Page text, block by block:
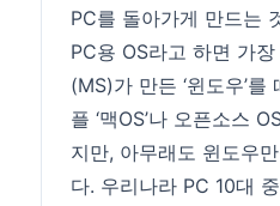
PC를 돌아가게 만드는
PC용 OS라고 하면 가
(MS)가 만든 ‘윈도우’
플 ‘맥OS’나 오픈소스
지만, 아무래도 윈도우
다. 우리나라 PC 10대